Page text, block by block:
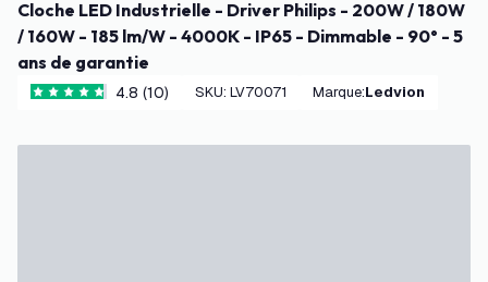
Cloche LED Industrielle - Driver Philips - 200W / 180W
/ 160W - 185 lm/W - 4000K - IP65 - Dimmable - 90° - 5
ans de garantie
4.8 étoiles de notation
4.8 (10) SKU: LV70071 Marque: Ledvion